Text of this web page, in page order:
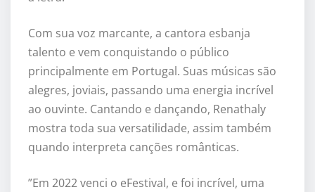
Com sua voz marcante, a cantora esbanja
talento e vem conquistando o público
principalmente em Portugal. Suas músicas são
alegres, joviais, passando uma energia incrível
ao ouvinte. Cantando e dançando, Renathaly
mostra toda sua versatilidade, assim também
quando interpreta canções românticas.
”Em 2022 venci o eFestival, e foi incrível, uma